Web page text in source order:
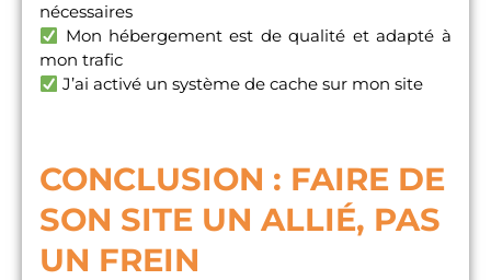
nécessaires
Mon hébergement est de qualité et adapté à
mon trafic
J’ai activé un système de cache sur mon site
CONCLUSION : FAIRE DE
SON SITE UN ALLIÉ, PAS
UN FREIN